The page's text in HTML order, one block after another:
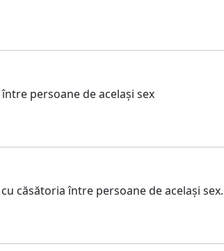
persoane de același sex
căsătoria între persoane de același sex.